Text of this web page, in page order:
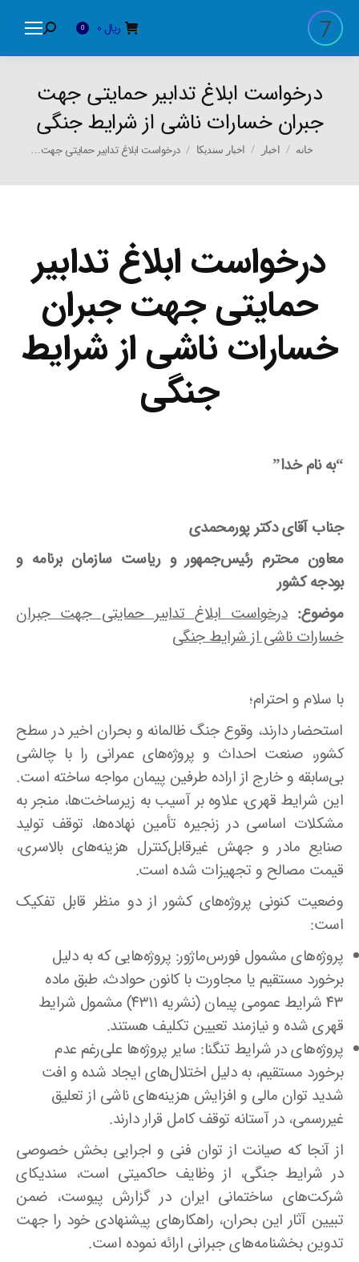
ریال 0
Search:
درخواست ابلاغ تدابیر حمایتی جهت
جبران خسارات ناشی از شرایط جنگی
You are here:
خانه اخبار اخبار سندیکا درخواست ابلاغ تدابیر حمایتی جهت…
درخواست ابلاغ تدابیر
حمایتی جهت جبران
خسارات ناشی از شرایط
جنگی
“به نام خدا”
جناب آقای دکتر پورمحمدی
معاون محترم رئیس‌جمهور و ریاست سازمان برنامه و
بودجه کشور
موضوع: درخواست ابلاغ تدابیر حمایتی جهت جبران
خسارات ناشی از شرایط جنگی
با سلام و احترام؛
استحضار دارند، وقوع جنگ ظالمانه و بحران اخیر در سطح
کشور، صنعت احداث و پروژه‌های عمرانی را با چالشی
بی‌سابقه و خارج از اراده طرفین پیمان مواجه ساخته است.
این شرایط قهری، علاوه بر آسیب به زیرساخت‌ها، منجر به
مشکلات اساسی در زنجیره تأمین نهاده‌ها، توقف تولید
صنایع مادر و جهش غیرقابل‌کنترل هزینه‌های بالاسری،
قیمت مصالح و تجهیزات شده است.
وضعیت کنونی پروژه‌های کشور از دو منظر قابل تفکیک
است:
پروژه‌های مشمول فورس‌ماژور: پروژه‌هایی که به دلیل
برخورد مستقیم یا مجاورت با کانون حوادث، طبق ماده
۴۳ شرایط عمومی پیمان (نشریه ۴۳۱۱) مشمول شرایط
قهری شده و نیازمند تعیین تکلیف هستند.
پروژه‌های در شرایط تنگنا: سایر پروژه‌ها علی‌رغم عدم
برخورد مستقیم، به دلیل اختلال‌های ایجاد شده و افت
شدید توان مالی و افزایش هزینه‌های ناشی از تعلیق
غیررسمی، در آستانه توقف کامل قرار دارند.
از آنجا که صیانت از توان فنی و اجرایی بخش خصوصی
در شرایط جنگی، از وظایف حاکمیتی است، سندیکای
شرکت‌های ساختمانی ایران در گزارش پیوست، ضمن
تبیین آثار این بحران، راهکارهای پیشنهادی خود را جهت
تدوین بخشنامه‌های جبرانی ارائه نموده است.